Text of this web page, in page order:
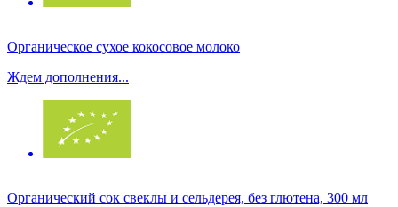
Органическое сухое кокосовое молоко
Ждем дополнения...
Органический сок свеклы и сельдерея, без глютена, 300 мл